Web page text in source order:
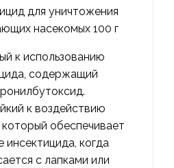
для уничтожения
насекомых 100 г
к использованию
содержащий
к воздействию
обеспечивает
когда
с лапками или